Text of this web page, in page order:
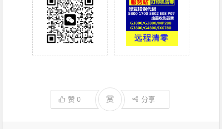
赞0 赏 分享